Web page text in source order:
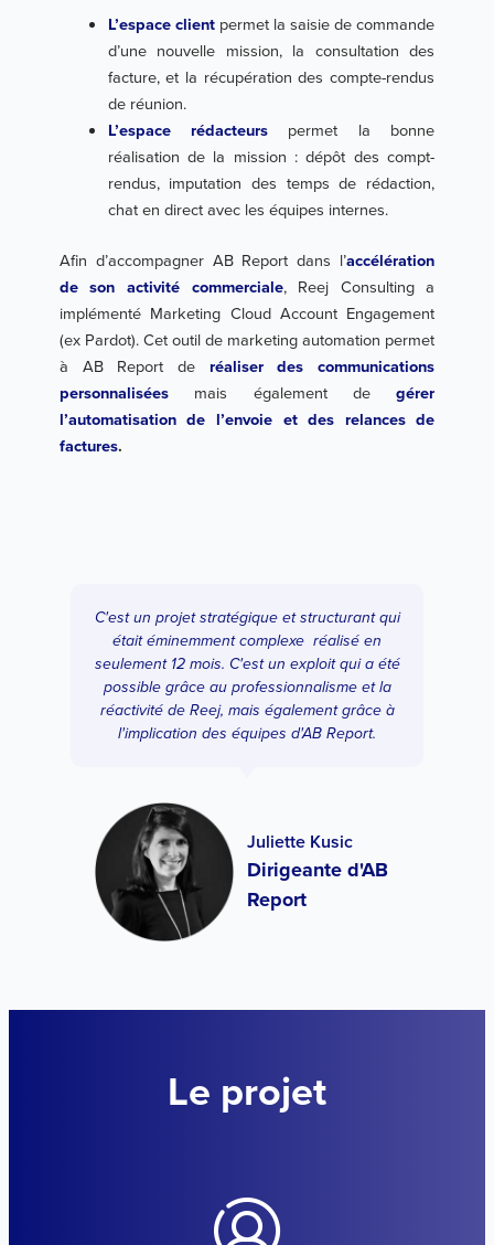
L’espace client permet la saisie de commande
d’une nouvelle mission, la consultation des
facture, et la récupération des compte-rendus
de réunion.
L’espace rédacteurs permet la bonne
réalisation de la mission : dépôt des compt-
rendus, imputation des temps de rédaction,
chat en direct avec les équipes internes.
Afin d’accompagner AB Report dans l’accélération
de son activité commerciale, Reej Consulting a
implémenté Marketing Cloud Account Engagement
(ex Pardot). Cet outil de marketing automation permet
à AB Report de réaliser des communications
personnaliséesmais également degérer
l’automatisation de l’envoie et des relances de
factures.
C'est un projet stratégique et structurant qui
était éminemment complexe réalisé en
seulement 12 mois. C'est un exploit qui a été
possible grâce au professionnalisme et la
réactivité de Reej, mais également grâce à
l'implication des équipes d'AB Report.
Juliette Kusic
Dirigeante d'AB
Report
Le projet